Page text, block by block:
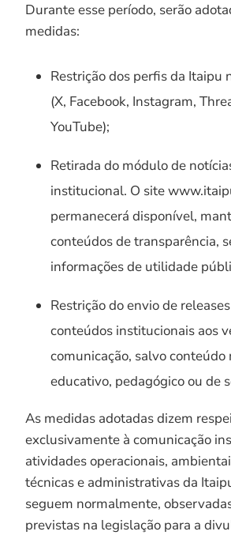
Durante esse período, serão
medidas:
Restrição dos perfis da Itaipu
(X, Facebook, Instagram,
YouTube);
Retirada do módulo de
institucional. O site
permanecerá disponível,
conteúdos de transparência,
informações de utilidade
Restrição do envio de
conteúdos institucionais aos
comunicação, salvo
educativo, pedagógico ou de
As medidas adotadas dizem
exclusivamente à comunicação
atividades operacionais,
técnicas e administrativas da
seguem normalmente,
previstas na legislação para a